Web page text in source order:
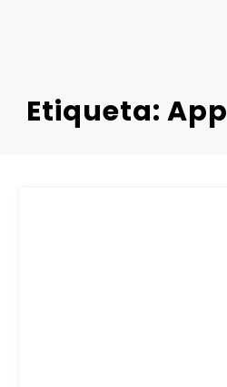
Etiqueta: App